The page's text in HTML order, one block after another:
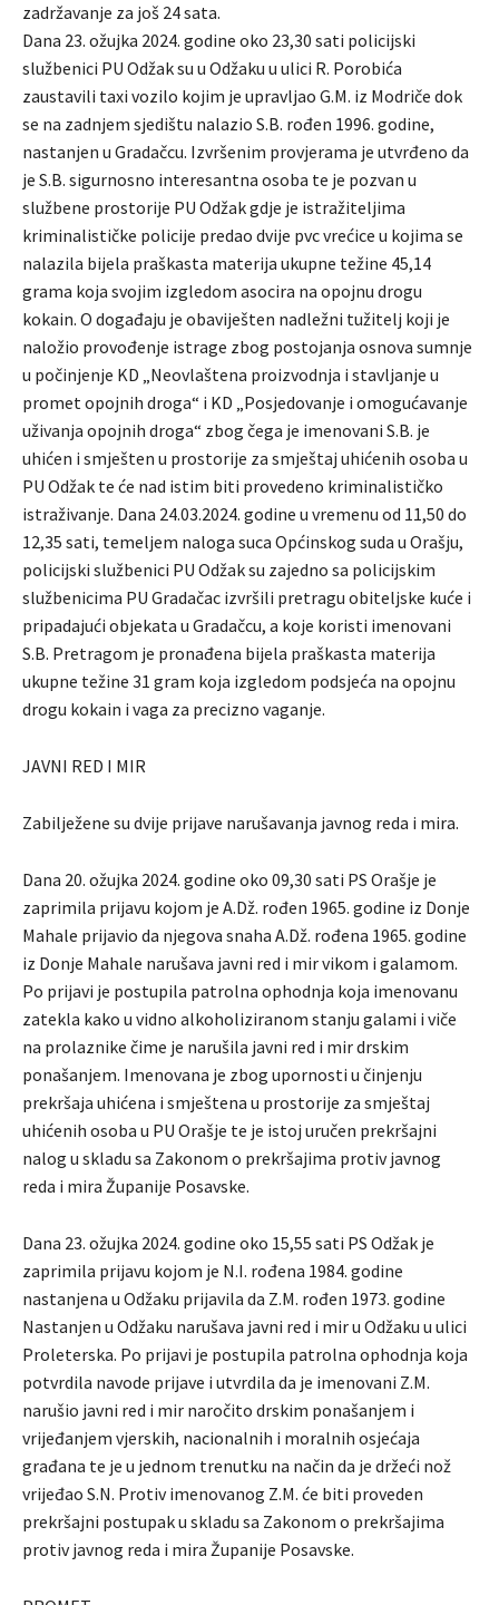
zadržavanje za još 24 sata.
Dana 23. ožujka 2024. godine oko 23,30 sati policijski
službenici PU Odžak su u Odžaku u ulici R. Porobića
zaustavili taxi vozilo kojim je upravljao G.M. iz Modriče dok
se na zadnjem sjedištu nalazio S.B. rođen 1996. godine,
nastanjen u Gradačcu. Izvršenim provjerama je utvrđeno da
je S.B. sigurnosno interesantna osoba te je pozvan u
službene prostorije PU Odžak gdje je istražiteljima
kriminalističke policije predao dvije pvc vrećice u kojima se
nalazila bijela praškasta materija ukupne težine 45,14
grama koja svojim izgledom asocira na opojnu drogu
kokain. O događaju je obaviješten nadležni tužitelj koji je
naložio provođenje istrage zbog postojanja osnova sumnje
u počinjenje KD „Neovlaštena proizvodnja i stavljanje u
promet opojnih droga“ i KD „Posjedovanje i omogućavanje
uživanja opojnih droga“ zbog čega je imenovani S.B. je
uhićen i smješten u prostorije za smještaj uhićenih osoba u
PU Odžak te će nad istim biti provedeno kriminalističko
istraživanje. Dana 24.03.2024. godine u vremenu od 11,50 do
12,35 sati, temeljem naloga suca Općinskog suda u Orašju,
policijski službenici PU Odžak su zajedno sa policijskim
službenicima PU Gradačac izvršili pretragu obiteljske kuće i
pripadajući objekata u Gradačcu, a koje koristi imenovani
S.B. Pretragom je pronađena bijela praškasta materija
ukupne težine 31 gram koja izgledom podsjeća na opojnu
drogu kokain i vaga za precizno vaganje.
JAVNI RED I MIR
Zabilježene su dvije prijave narušavanja javnog reda i mira.
Dana 20. ožujka 2024. godine oko 09,30 sati PS Orašje je
zaprimila prijavu kojom je A.Dž. rođen 1965. godine iz Donje
Mahale prijavio da njegova snaha A.Dž. rođena 1965. godine
iz Donje Mahale narušava javni red i mir vikom i galamom.
Po prijavi je postupila patrolna ophodnja koja imenovanu
zatekla kako u vidno alkoholiziranom stanju galami i viče
na prolaznike čime je narušila javni red i mir drskim
ponašanjem. Imenovana je zbog upornosti u činjenju
prekršaja uhićena i smještena u prostorije za smještaj
uhićenih osoba u PU Orašje te je istoj uručen prekršajni
nalog u skladu sa Zakonom o prekršajima protiv javnog
reda i mira Županije Posavske.
Dana 23. ožujka 2024. godine oko 15,55 sati PS Odžak je
zaprimila prijavu kojom je N.I. rođena 1984. godine
nastanjena u Odžaku prijavila da Z.M. rođen 1973. godine
Nastanjen u Odžaku narušava javni red i mir u Odžaku u ulici
Proleterska. Po prijavi je postupila patrolna ophodnja koja
potvrdila navode prijave i utvrdila da je imenovani Z.M.
narušio javni red i mir naročito drskim ponašanjem i
vrijeđanjem vjerskih, nacionalnih i moralnih osjećaja
građana te je u jednom trenutku na način da je držeći nož
vrijeđao S.N. Protiv imenovanog Z.M. će biti proveden
prekršajni postupak u skladu sa Zakonom o prekršajima
protiv javnog reda i mira Županije Posavske.